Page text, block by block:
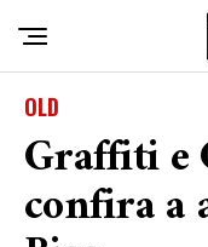
OLD
Graffiti e
confira a